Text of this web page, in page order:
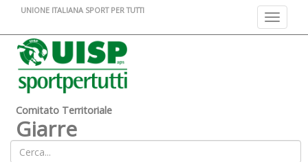
Toggle
UNIONE ITALIANA SPORT PER TUTTI
Comitato Territoriale
Giarre